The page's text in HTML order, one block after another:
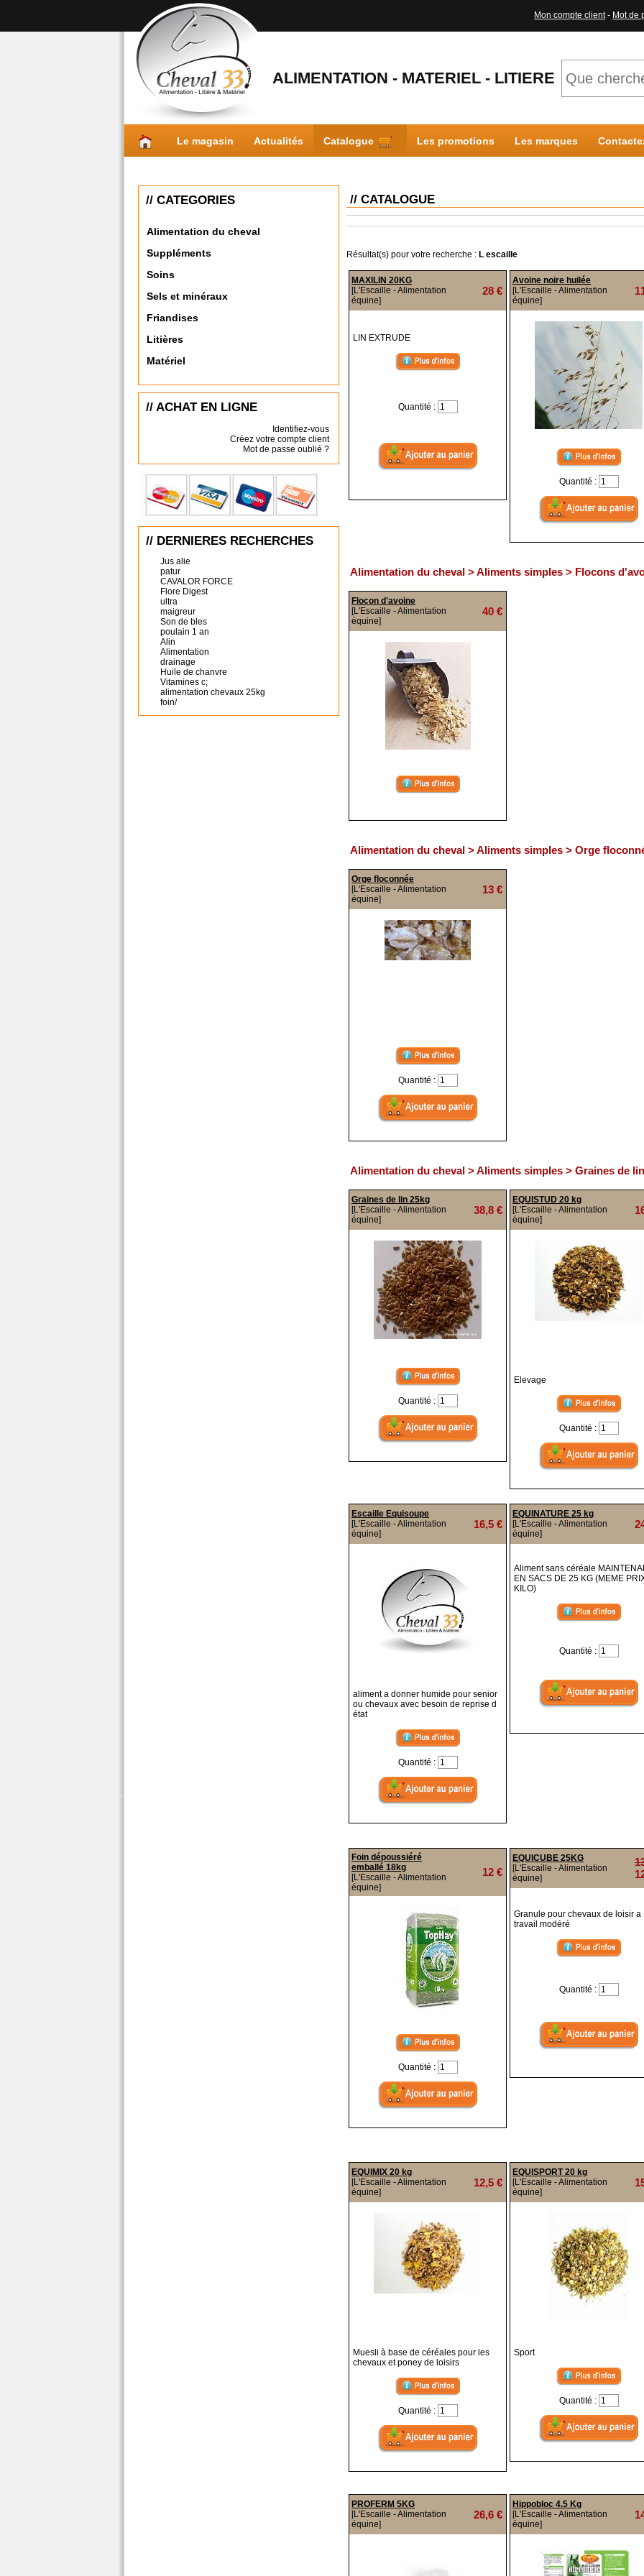
Mon compte client- Mot de
ALIMENTATION - MATERIEL - LITIERE
Le magasin Actualités Catalogue Les promotions Les marques
// CATEGORIES
Alimentation du cheval
Suppléments
Soins
Sels et minéraux
Friandises
Litières
Matériel
// ACHAT EN LIGNE
Identifiez-vous
Créez votre compte client
Mot de passe oublié ?
// DERNIERES RECHERCHES
Jus alie
patur
CAVALOR FORCE
Flore Digest
ultra
maigreur
Son de bles
poulain 1 an
Alin
Alimentation
drainage
Huile de chanvre
Vitamines c;
alimentation chevaux 25kg
foin/
// CATALOGUE
Résultat(s) pour votre recherche : L escaille
MAXILIN 20KG
[L'Escaille - Alimentation
équine]
28 €
LIN EXTRUDE
Quantité :
Avoine noire huilée
[L'Escaille - Alimentation
équine]
Quantité :
Alimentation du cheval > Aliments simples > Flocons
Flocon d'avoine
[L'Escaille - Alimentation
équine]
40 €
Alimentation du cheval > Aliments simples > Orge
Orge floconnée
[L'Escaille - Alimentation
équine]
13 €
Quantité :
Alimentation du cheval > Aliments simples > Graines de lin
Graines de lin 25kg
[L'Escaille - Alimentation
équine]
38,8 €
Quantité :
EQUISTUD 20 kg
[L'Escaille - Alimentation
équine]
Elevage
Quantité :
Escaille Equisoupe
[L'Escaille - Alimentation
équine]
16,5 €
aliment a donner humide pour senior
ou chevaux avec besoin de reprise d
état
Quantité :
EQUINATURE 25 kg
[L'Escaille - Alimentation
équine]
Aliment sans céréale
EN SACS DE 25 KG (MEME
KILO)
Quantité :
Foin dépoussiéré
emballé 18kg
[L'Escaille - Alimentation
équine]
12 €
Quantité :
EQUICUBE 25KG
[L'Escaille - Alimentation
équine]
Granule pour chevaux de loisir a
travail modéré
Quantité :
EQUIMIX 20 kg
[L'Escaille - Alimentation
équine]
12,5 €
Muesli à base de céréales pour les
chevaux et poney de loisirs
Quantité :
EQUISPORT 20 kg
[L'Escaille - Alimentation
équine]
Sport
Quantité :
PROFERM 5KG
[L'Escaille - Alimentation
équine]
26,6 €
Hippobloc 4.5 Kg
[L'Escaille - Alimentation
équine]